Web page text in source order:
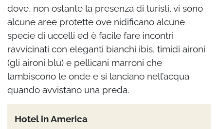
dove, non ostante la presenza di turisti, vi sono
alcune aree protette ove nidificano alcune
specie di uccelli ed è facile fare incontri
ravvicinati con eleganti bianchi ibis, timidi aironi
(gli aironi blu) e pellicani marroni che
lambiscono le onde e si lanciano nell’acqua
quando avvistano una preda.
Hotel in America